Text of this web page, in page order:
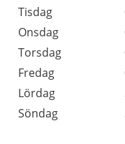
Tisdag
Onsdag
Torsdag
Fredag
Lördag
Söndag